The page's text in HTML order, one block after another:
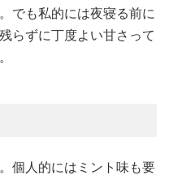
でも私的には夜寝る前に
らずに丁度よい甘さって
個人的にはミント味も要